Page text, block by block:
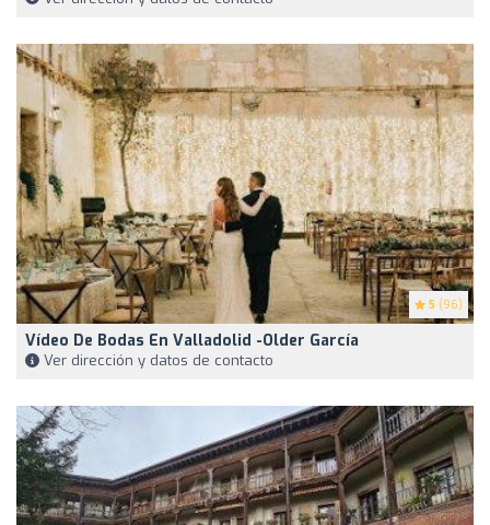
5 (96)
Vídeo De Bodas En Valladolid -Older García
Ver dirección y datos de contacto